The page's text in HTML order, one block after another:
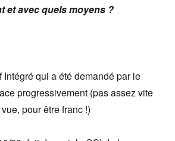
et avec quels moyens ?
Intégré qui a été demandé par le
progressivement (pas assez vite
pour être franc !)